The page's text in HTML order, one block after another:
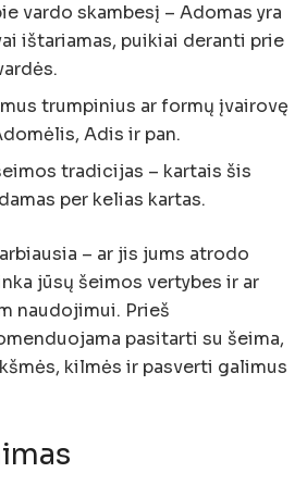
vardo skambesį – Adomas yra
ištariamas, puikiai deranti prie
trumpinius ar formų įvairovę
Adis ir pan.
tradicijas – kartais šis
per kelias kartas.
– ar jis jums atrodo
jūsų šeimos vertybes ir ar
naudojimui. Prieš
pasitarti su šeima,
kilmės ir pasverti galimus